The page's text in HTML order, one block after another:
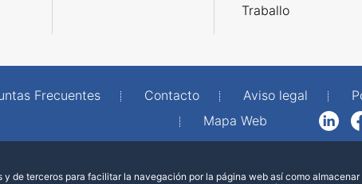
Traballo
Frecuentes Contacto Aviso legal
Mapa Web
LinkedInFacebook
de terceros para facilitar la navegación por la página web así como